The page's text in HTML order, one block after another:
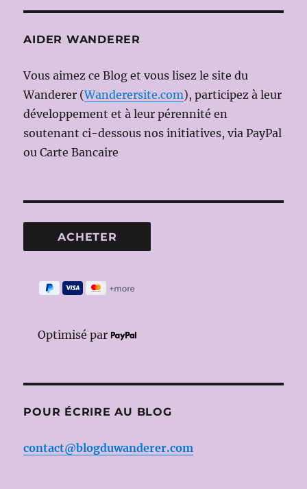
AIDER WANDERER
Vous aimez ce Blog et vous lisez le site du
Wanderer (Wanderersite.com), participez à leur
développement et à leur pérennité en
soutenant ci-dessous nos initiatives, via PayPal
ou Carte Bancaire
Optimisé par
POUR ÉCRIRE AU BLOG
contact@blogduwanderer.com